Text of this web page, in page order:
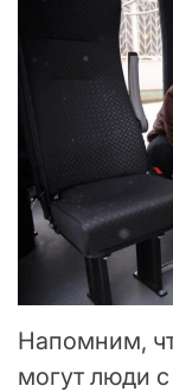
Напомним,
могут люди